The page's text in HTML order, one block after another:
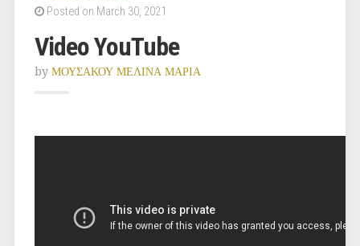
Posted on March 30, 2021
Video YouTube
by ΜΟΥΣΑΚΟΥ ΜΕΛΙΝΑ ΜΑΡΙΑ